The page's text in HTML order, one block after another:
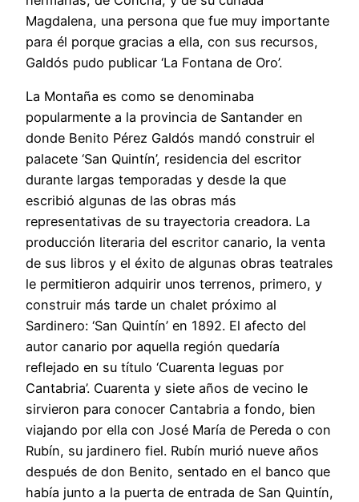
Magdalena, una persona que fue muy importante
para él porque gracias a ella, con sus recursos,
Galdós pudo publicar ‘La Fontana de Oro’.
La Montaña es como se denominaba
popularmente a la provincia de Santander en
donde Benito Pérez Galdós mandó construir el
palacete ‘San Quintín’, residencia del escritor
durante largas temporadas y desde la que
escribió algunas de las obras más
representativas de su trayectoria creadora. La
producción literaria del escritor canario, la venta
de sus libros y el éxito de algunas obras teatrales
le permitieron adquirir unos terrenos, primero, y
construir más tarde un chalet próximo al
Sardinero: ‘San Quintín’ en 1892. El afecto del
autor canario por aquella región quedaría
reflejado en su título ‘Cuarenta leguas por
Cantabria’. Cuarenta y siete años de vecino le
sirvieron para conocer Cantabria a fondo, bien
viajando por ella con José María de Pereda o con
Rubín, su jardinero fiel. Rubín murió nueve años
después de don Benito, sentado en el banco que
había junto a la puerta de entrada de San Quintín,